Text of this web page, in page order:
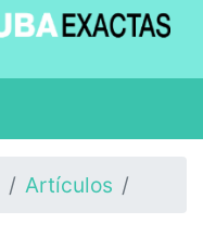
Artículos